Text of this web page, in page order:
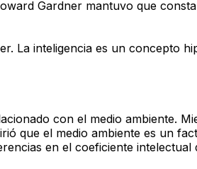
Gardner mantuvo que
La inteligencia es un concepto
con el medio ambiente.
que el medio ambiente es un
en el coeficiente